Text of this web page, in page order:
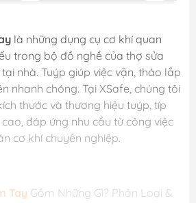
là những dụng cụ cơ khí quan
trong bộ đồ nghề của thợ sửa
nhà. Tuýp giúp việc vặn, tháo lắp
nhanh chóng. Tại XSafe, chúng tôi
thước và thương hiệu tuýp, típ
đáp ứng nhu cầu từ công việc
cơ khí chuyên nghiệp.
Tay Gồm Những Gì? Phân Loại &